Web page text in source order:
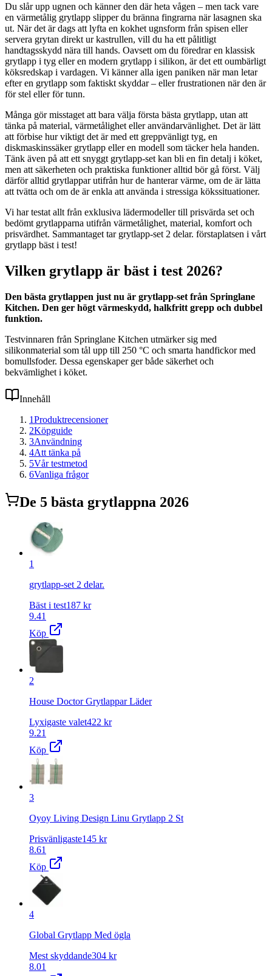
Du slår upp ugnen och känner den där heta vågen – men tack vare
en värmetålig grytlapp slipper du bränna fingrarna när lasagnen ska
ut. När det är dags att lyfta en kokhet ugnsform från spisen eller
servera grytan direkt ur kastrullen, vill du ha ett pålitligt
handtagsskydd nära till hands. Oavsett om du föredrar en klassisk
grytlapp i tyg eller en modern grytlapp i silikon, är det ett oumbärligt
köksredskap i vardagen. Vi känner alla igen paniken när man letar
efter en grytlapp som faktiskt skyddar – eller frustrationen när den är
för stel eller för tunn.
Många gör misstaget att bara välja första bästa grytlapp, utan att
tänka på material, värmetålighet eller användarvänlighet. Det är lätt
att förbise hur viktigt det är med ett greppvänligt tyg, en
diskmaskinssäker grytlapp eller en modell som täcker hela handen.
Tänk även på att ett snyggt grytlapp-set kan bli en fin detalj i köket,
men att säkerheten och praktiska funktioner alltid bör gå först. Välj
därför alltid grytlappar utifrån hur de hanterar värme, om de är lätta
att tvätta och om de är enkla att använda i stressiga kökssituationer.
Vi har testat allt från exklusiva lädermodeller till prisvärda set och
bedömt grytlapparna utifrån värmetålighet, material, komfort och
prisvärdhet. Sammantaget tar grytlapp-set 2 delar. förstaplatsen i vårt
grytlapp bäst i test!
Vilken grytlapp är bäst i test 2026?
Den bästa grytlappen just nu är grytlapp-set från Springlane
Kitchen. Den ger högt värmeskydd, halkfritt grepp och dubbel
funktion.
Testvinnaren från Springlane Kitchen utmärker sig med
silikonmaterial som tål upp till 250 °C och smarta handfickor med
bomullsfoder. Dessa egenskaper ger både säkerhet och
bekvämlighet i köket.
Innehåll
1Produktrecensioner
2Köpguide
3Användning
4Att tänka på
5Vår testmetod
6Vanliga frågor
De 5 bästa grytlappna 2026
1
grytlapp-set 2 delar.
Bäst i test187 kr
9.41
Köp
2
House Doctor Grytlappar Läder
Lyxigaste valet422 kr
9.21
Köp
3
Oyoy Living Design Linu Grytlapp 2 St
Prisvänligaste145 kr
8.61
Köp
4
Global Grytlapp Med ögla
Mest skyddande304 kr
8.01